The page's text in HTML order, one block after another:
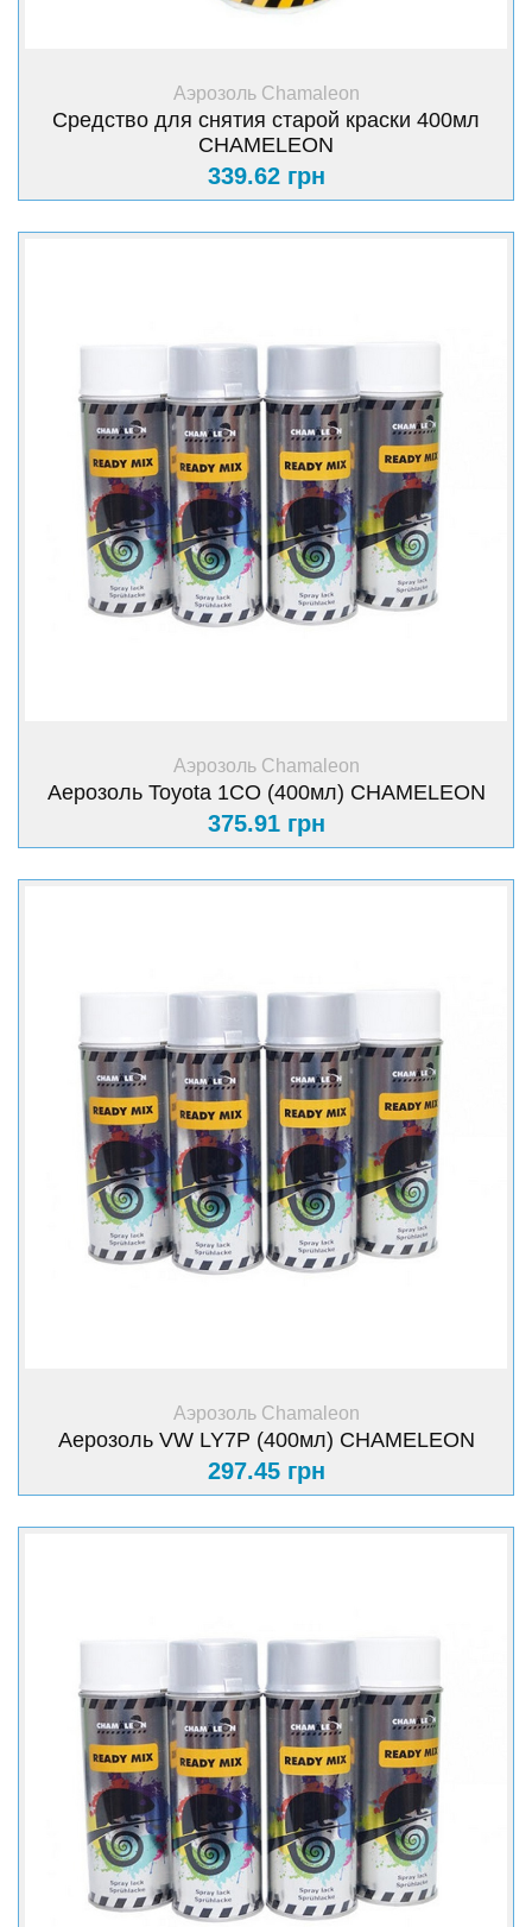
+ Купить
Аэрозоль Chamaleon
Средство для снятия старой краски 400мл
CHAMELEON
339.62 грн
+ Купить
Аэрозоль Chamaleon
Аерозоль Toyota 1СО (400мл) CHAMELEON
375.91 грн
+ Купить
Аэрозоль Chamaleon
Аерозоль VW LY7P (400мл) CHAMELEON
297.45 грн